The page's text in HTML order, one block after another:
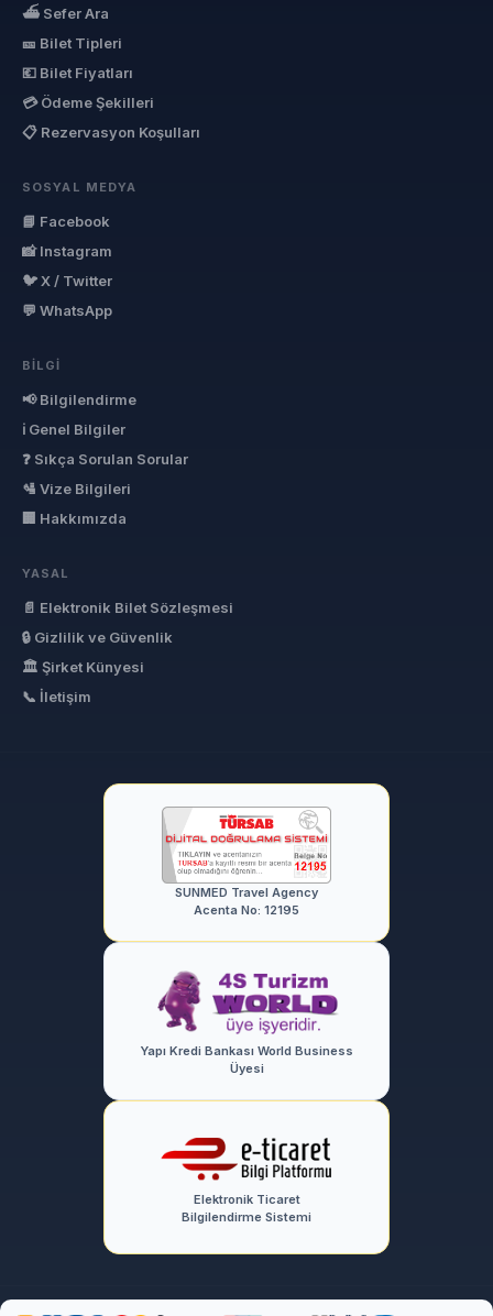
⛴ Sefer Ara
🎫 Bilet Tipleri
💶 Bilet Fiyatları
💳 Ödeme Şekilleri
📋 Rezervasyon Koşulları
SOSYAL MEDYA
📘 Facebook
📸 Instagram
🐦 X / Twitter
💬 WhatsApp
BILGI
📢 Bilgilendirme
ℹ Genel Bilgiler
❓ Sıkça Sorulan Sorular
🛂 Vize Bilgileri
🏢 Hakkımızda
YASAL
📄 Elektronik Bilet Sözleşmesi
🔒 Gizlilik ve Güvenlik
🏛 Şirket Künyesi
📞 İletişim
SUNMED Travel Agency
Acenta No: 12195
Yapı Kredi Bankası World Business
Üyesi
Elektronik Ticaret
Bilgilendirme Sistemi